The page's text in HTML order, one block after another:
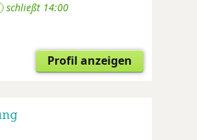
schließt 14:00
Profil anzeigen